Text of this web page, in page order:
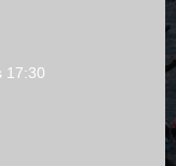
17:30